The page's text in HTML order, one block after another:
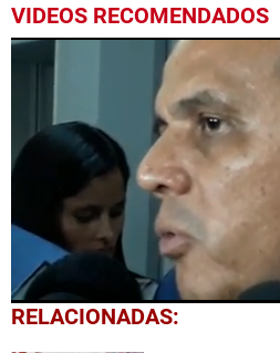
VIDEOS RECOMENDADOS
0
seconds
RELACIONADAS: